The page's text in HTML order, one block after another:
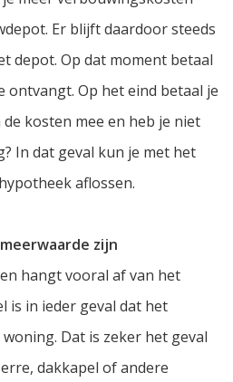
Er blijft daardoor steeds
depot. Op dat moment betaal
ontvangt. Op het eind betaal je
kosten mee en heb je niet
In dat geval kun je met het
aflossen.
zijn
hangt vooral af van het
is in ieder geval dat het
Dat is zeker het geval
dakkapel of andere